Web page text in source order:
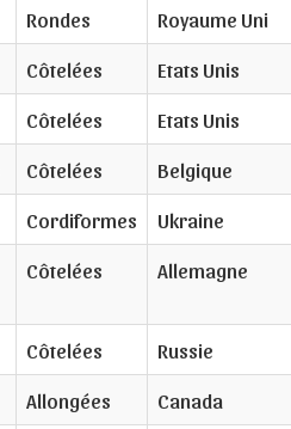
Rondes
Royaume Uni
Côtelées
Etats Unis
Côtelées
Etats Unis
Côtelées
Belgique
Cordiformes
Ukraine
Côtelées Allemagne
Côtelées
Russie
Allongées
Canada